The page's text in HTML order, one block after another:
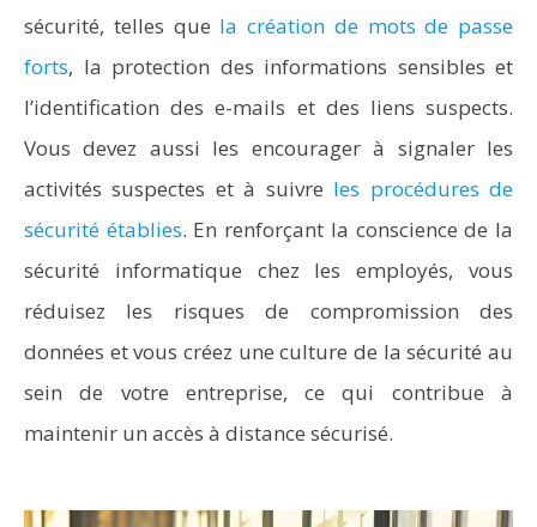
sécurité, telles que la création de mots de passe
forts, la protection des informations sensibles et
l’identification des e-mails et des liens suspects.
Vous devez aussi les encourager à signaler les
activités suspectes et à suivre les procédures de
sécurité établies. En renforçant la conscience de la
sécurité informatique chez les employés, vous
réduisez les risques de compromission des
données et vous créez une culture de la sécurité au
sein de votre entreprise, ce qui contribue à
maintenir un accès à distance sécurisé.